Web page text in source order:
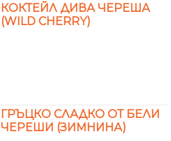
КОКТЕЙЛ ДИВА ЧЕРЕША
(WILD CHERRY)
ГРЪЦКО СЛАДКО ОТ БЕЛИ
ЧЕРЕШИ (ЗИМНИНА)